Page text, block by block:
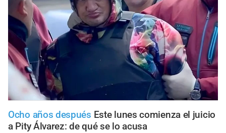
Ocho años después Este lunes comienza el juicio
a Pity Álvarez: de qué se lo acusa